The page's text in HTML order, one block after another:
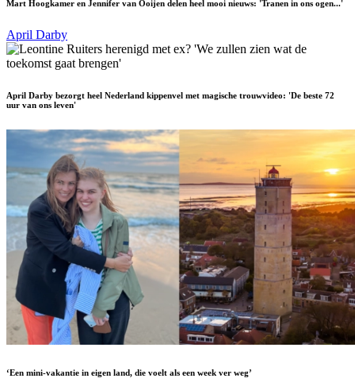
Mart Hoogkamer en Jennifer van Ooijen delen heel mooi nieuws: 'Tranen in ons ogen...'
April Darby
April Darby bezorgt heel Nederland kippenvel met magische trouwvideo: 'De beste 72
uur van ons leven'
‘Een mini-vakantie in eigen land, die voelt als een week ver weg’